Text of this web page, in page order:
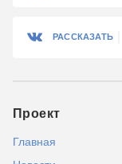
РАССКАЗАТЬ
Проект
Главная